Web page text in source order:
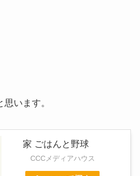
います。
家 ごはんと野球
CCCメディアハウス